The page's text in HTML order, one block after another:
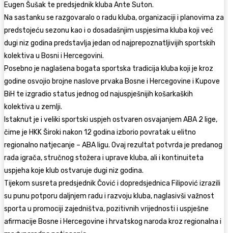
Eugen Šušak te predsjednik kluba Ante Suton.
Na sastanku se razgovaralo o radu kluba, organizaciji i planovima za
predstojeću sezonu kao i o dosadašnjim uspjesima kluba koji već
dugi niz godina predstavlja jedan od najprepoznatljivijih sportskih
kolektiva u Bosni i Hercegovini.
Posebno je naglašena bogata sportska tradicija kluba koji je kroz
godine osvojio brojne naslove prvaka Bosne i Hercegovine i Kupove
BiH te izgradio status jednog od najuspješnijih košarkaških
kolektiva u zemlji.
Istaknut je i veliki sportski uspjeh ostvaren osvajanjem ABA 2 lige,
čime je HKK Široki nakon 12 godina izborio povratak u elitno
regionalno natjecanje – ABA ligu. Ovaj rezultat potvrda je predanog
rada igrača, stručnog stožera i uprave kluba, ali i kontinuiteta
uspjeha koje klub ostvaruje dugi niz godina.
Tijekom susreta predsjednik Čović i dopredsjednica Filipović izrazili
su punu potporu daljnjem radu i razvoju kluba, naglasivši važnost
sporta u promociji zajedništva, pozitivnih vrijednosti i uspješne
afirmacije Bosne i Hercegovine i hrvatskog naroda kroz regionalna i